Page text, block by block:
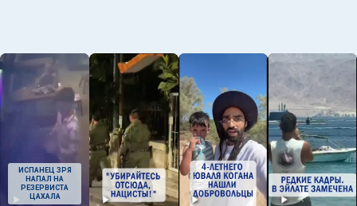
ИСПАНЕЦ ЗРЯ
НАПАЛ НА
РЕЗЕРВИСТА
ЦАХАЛА